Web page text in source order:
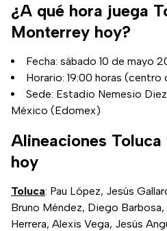
¿A qué hora juega
Monterrey hoy?
Fecha: sábado 10 de mayo
Horario: 19:00 horas
Sede: Estadio Nemesio
México (Edomex)
Alineaciones
hoy
Toluca: Pau López, Jesús
Bruno Méndez, Diego
Herrera, Alexis Vega, Jesús